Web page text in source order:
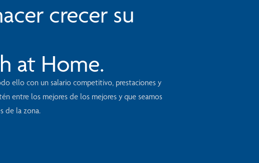
crecer su
at Home.
ello con un salario competitivo, prestaciones y
entre los mejores de los mejores y que seamos
de la zona.